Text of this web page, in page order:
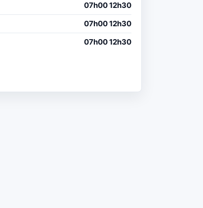
07h00 12h30
07h00 12h30
07h00 12h30